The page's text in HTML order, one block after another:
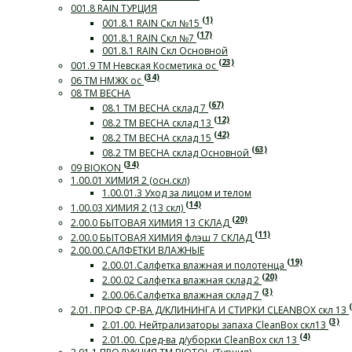
001.8 RAIN ТУРЦИЯ
001.8.1 RAIN Скл №15 (1)
001.8.1 RAIN Скл №7 (17)
001.8.1 RAIN Скл Основной
001.9 ТМ Невская Косметика ос (23)
06 ТМ НМЖК ос (34)
08 ТМ ВЕСНА
08.1 ТМ ВЕСНА склад 7 (67)
08.2 ТМ ВЕСНА склад 13 (12)
08.2 ТМ ВЕСНА склад 15 (42)
08.2 ТМ ВЕСНА склад Основной (63)
09 BIOKON (34)
1.00.01 ХИМИЯ 2 (осн.скл)
1.00.01.3 Уход за лицом и телом
1.00.03 ХИМИЯ 2 (13 скл) (14)
2.00.0 БЫТОВАЯ ХИМИЯ 13 СКЛАД (20)
2.00.0 БЫТОВАЯ ХИМИЯ флэш 7 СКЛАД (11)
2.00.00.САЛФЕТКИ ВЛАЖНЫЕ
2.00.01.Салфетка влажная и полотенца (19)
2.00.02 Салфетка влажная склад 2 (20)
2.00.06.Салфетка влажная склад 7 (3)
2.01. ПРОФ СР-ВА Д/КЛИНИНГА И СТИРКИ СLEANBOX скл 13
2.01.00. Нейтрализаторы запаха CleanBox скл13 (3)
2.01.00. Сред-ва д/уборки CleanBox скл 13 (4)